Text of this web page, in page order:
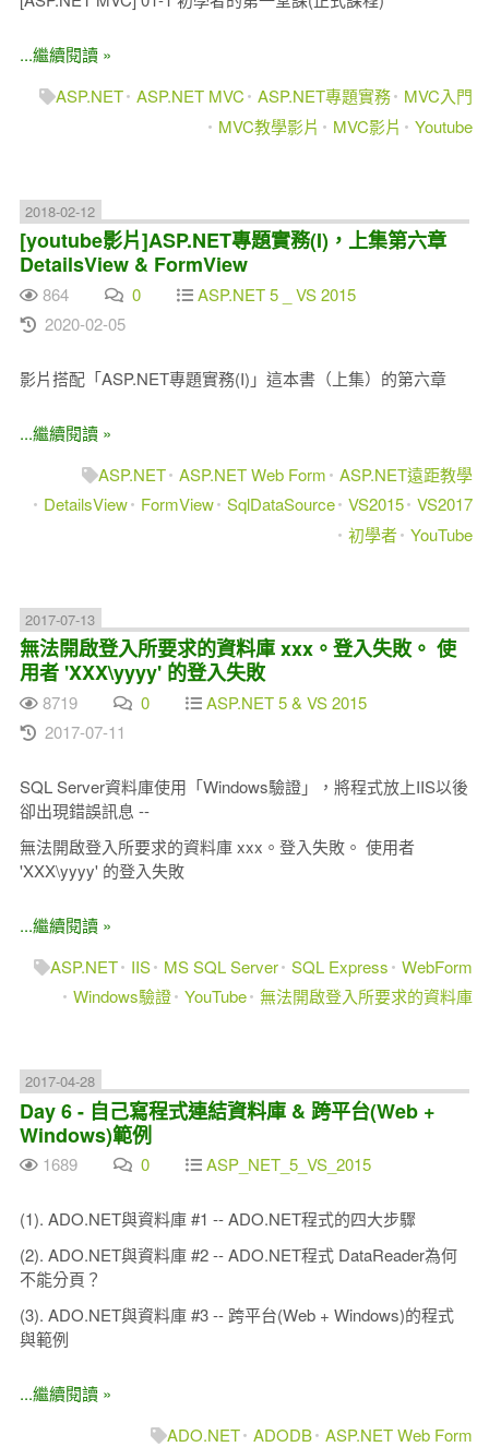
...繼續閱讀 »
ASP.NET ASP.NET MVC ASP.NET專題實務
MVC入門
MVC教學影片
MVC影片 Youtube
2018-02-12
[youtube影片]ASP.NET專題實務(I)，上集第六章
DetailsView & FormView
864 0
ASP.NET 5 _ VS 2015
2020-02-05
影片搭配「ASP.NET專題實務(I)」這本書（上集）的第六章
...繼續閱讀 »
ASP.NET ASP.NET Web Form
ASP.NET遠距教學
DetailsView
FormView SqlDataSource VS2015 VS2017
初學者 YouTube
2017-07-13
無法開啟登入所要求的資料庫 xxx。登入失敗。 使
用者 'XXX\yyyy' 的登入失敗
8719 0
ASP.NET 5 & VS 2015
2017-07-11
SQL Server資料庫使用「Windows驗證」，將程式放上IIS以後
卻出現錯誤訊息 --
無法開啟登入所要求的資料庫 xxx。登入失敗。 使用者
'XXX\yyyy' 的登入失敗
...繼續閱讀 »
ASP.NET
IIS MS SQL Server SQL Express
WebForm
Windows驗證 YouTube 無法開啟登入所要求的資料庫
2017-04-28
Day 6 - 自己寫程式連結資料庫 & 跨平台(Web +
Windows)範例
1689 0 ASP_NET_5_VS_2015
(1). ADO.NET與資料庫 #1 -- ADO.NET程式的四大步驟
(2). ADO.NET與資料庫 #2 -- ADO.NET程式 DataReader為何
不能分頁？
(3). ADO.NET與資料庫 #3 -- 跨平台(Web + Windows)的程式
與範例
...繼續閱讀 »
ADO.NET ADODB ASP.NET Web Form